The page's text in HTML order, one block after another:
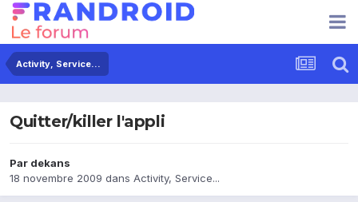
Activity, Service...
Quitter/killer l'appli
Par dekans
18 novembre 2009 dans Activity, Service...